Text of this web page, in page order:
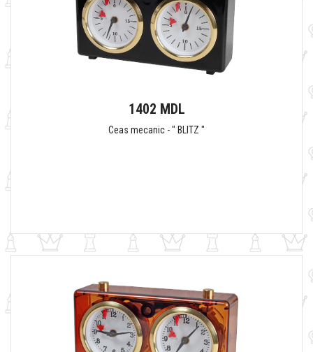
1402 MDL
Ceas mecanic - " BLITZ "